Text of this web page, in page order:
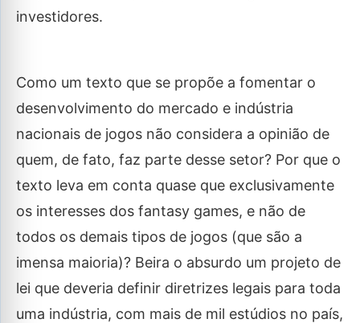
investidores.
Como um texto que se propõe a fomentar o
desenvolvimento do mercado e indústria
nacionais de jogos não considera a opinião de
quem, de fato, faz parte desse setor? Por que o
texto leva em conta quase que exclusivamente
os interesses dos fantasy games, e não de
todos os demais tipos de jogos (que são a
imensa maioria)? Beira o absurdo um projeto de
lei que deveria definir diretrizes legais para toda
uma indústria, com mais de mil estúdios no país,